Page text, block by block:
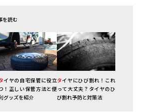
を読む
保管に役立
！正しい保管方法と便
グッズを紹介
タイヤにひび割れ！これ
って大丈夫？タイヤのひ
び割れ予防と対策法